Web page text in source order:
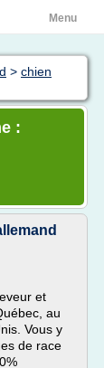
Menu
> chien
:
et
au
Vous y
de race